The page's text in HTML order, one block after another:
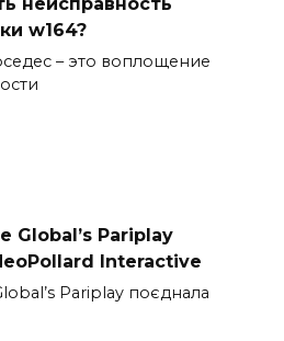
w164?
– это воплощение
Global’s Pariplay
Interactive
Pariplay поєднала